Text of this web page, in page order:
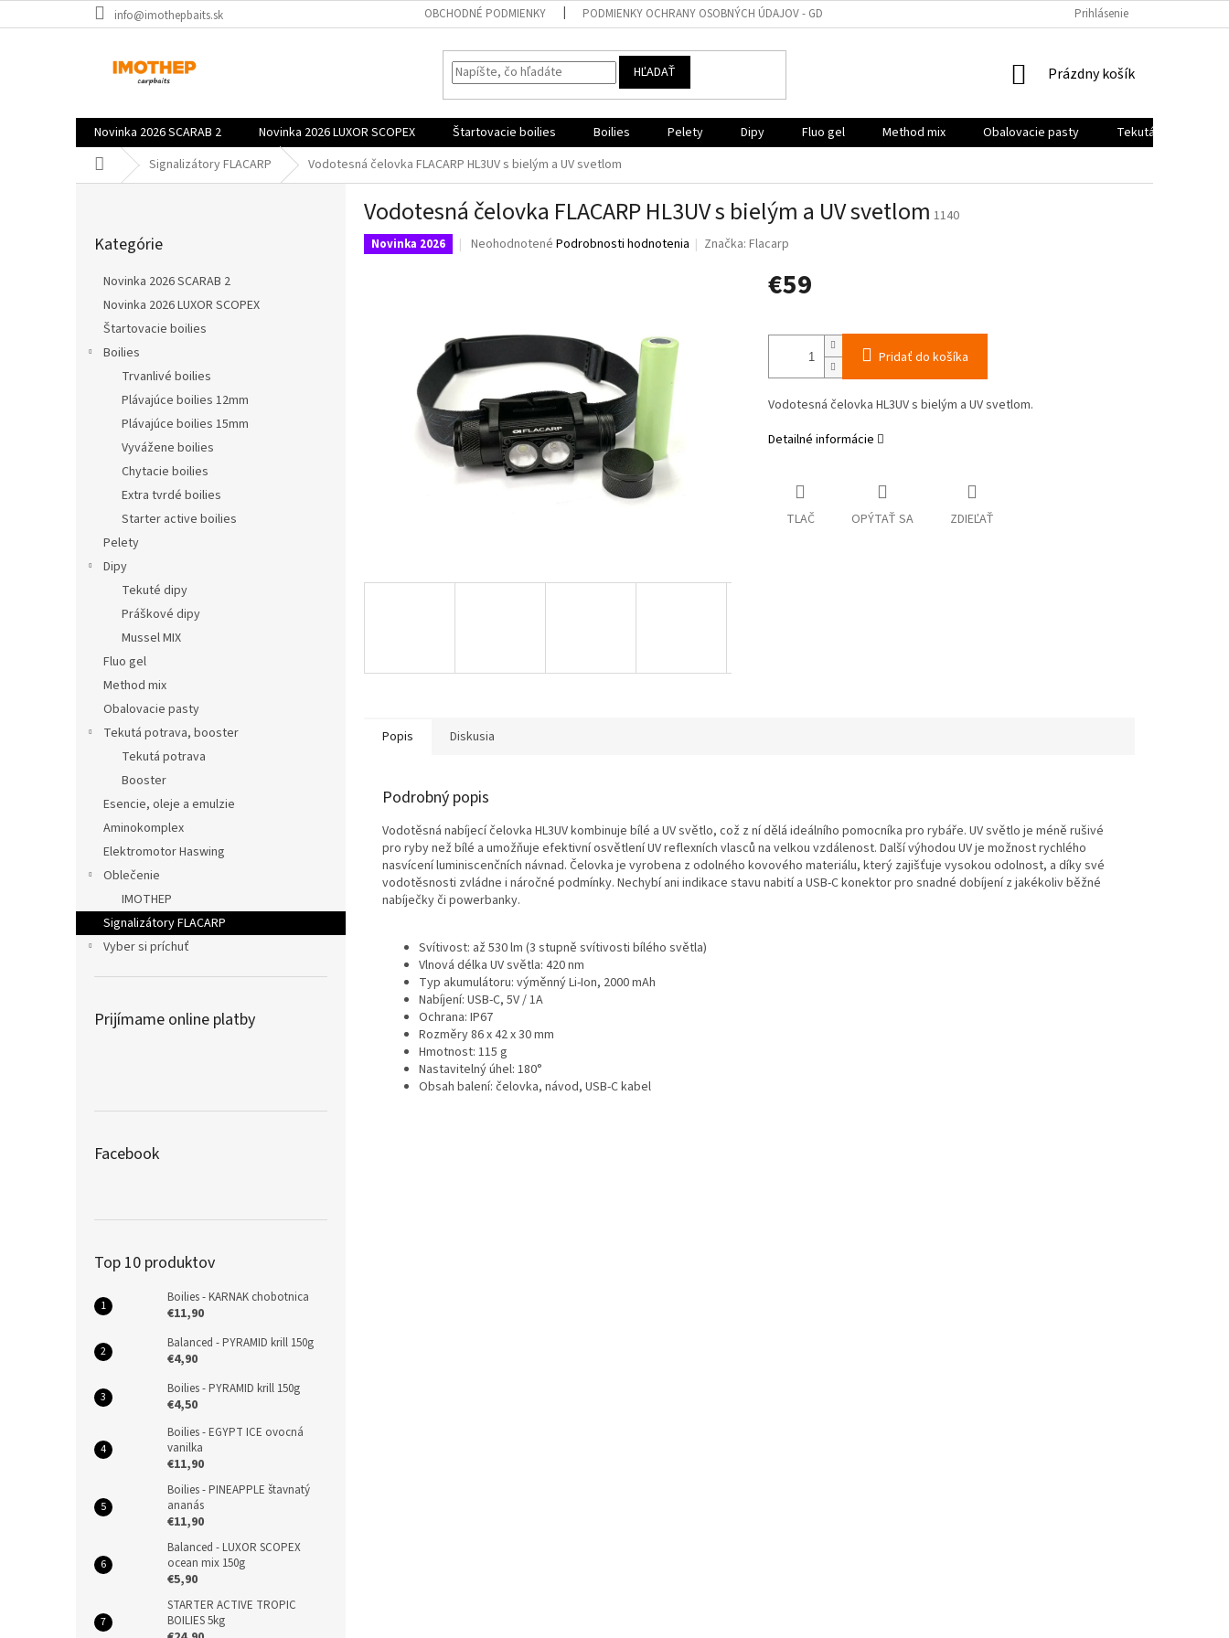
na
info@imothepbaits.sk OBCHODNÉ PODMIENKY PODMIENKY OCHRANY OSOBNÝCH ÚDAJOV - GDPR Prihlásenie
HĽADAŤ
NÁKUPNÝ
Prázdny košík
Novinka 2026 SCARAB 2 Novinka 2026 LUXOR SCOPEX Štartovacie boilies Boilies Pelety Dipy Fluo gel Method mix Obalovacie pasty
Tekutá potrava,
DomovSignalizátory FLACARP Vodotesná čelovka FLACARP HL3UV s bielým a UV svetlom
kategórie
Kategórie
Novinka 2026 SCARAB 2
Novinka 2026 LUXOR SCOPEX
Štartovacie boilies
Boilies
Trvanlivé boilies
Plávajúce boilies 12mm
Plávajúce boilies 15mm
Vyvážene boilies
Chytacie boilies
Extra tvrdé boilies
Starter active boilies
Pelety
Dipy
Tekuté dipy
Práškové dipy
Mussel MIX
Fluo gel
Method mix
Obalovacie pasty
Tekutá potrava, booster
Tekutá potrava
Booster
Esencie, oleje a emulzie
Aminokomplex
Elektromotor Haswing
Oblečenie
IMOTHEP
Signalizátory FLACARP
Vyber si príchuť
Prijímame online platby
Facebook
Top 10 produktov
Boilies - KARNAK chobotnica
€11,90
Balanced - PYRAMID krill 150g
€4,90
Boilies - PYRAMID krill 150g
€4,50
Boilies - EGYPT ICE ovocná
vanilka
€11,90
Boilies - PINEAPPLE štavnatý
ananás
€11,90
Balanced - LUXOR SCOPEX
ocean mix 150g
€5,90
STARTER ACTIVE TROPIC
BOILIES 5kg
Vodotesná čelovka FLACARP HL3UV s bielým a UV svetlom 1140
Novinka 2026
Priemerné
5
hviezdičiek.
Neohodnotené Podrobnosti hodnotenia Značka:Flacarp
€59
cena:
Pridať do košíka
Vodotesná čelovka HL3UV s bielým a UV svetlom.
Detailné informácie
TLAČ OPÝTAŤ SA ZDIEĽAŤ
Popis Diskusia
Podrobný popis
Vodotěsná nabíjecí čelovka HL3UV kombinuje bílé a UV světlo, což z ní dělá ideálního pomocníka pro rybáře. UV světlo je méně rušivé
pro ryby než bílé a umožňuje efektivní osvětlení UV reflexních vlasců na velkou vzdálenost. Další výhodou UV je možnost rychlého
nasvícení luminiscenčních návnad. Čelovka je vyrobena z odolného kovového materiálu, který zajišťuje vysokou odolnost, a díky své
vodotěsnosti zvládne i náročné podmínky. Nechybí ani indikace stavu nabití a USB-C konektor pro snadné dobíjení z jakékoliv běžné
nabíječky či powerbanky.
Svítivost: až 530 lm (3 stupně svítivosti bílého světla)
Vlnová délka UV světla: 420 nm
Typ akumulátoru: výměnný Li-Ion, 2000 mAh
Nabíjení: USB-C, 5V / 1A
Ochrana: IP67
Rozměry 86 x 42 x 30 mm
Hmotnost: 115 g
Nastavitelný úhel: 180°
Obsah balení: čelovka, návod, USB-C kabel